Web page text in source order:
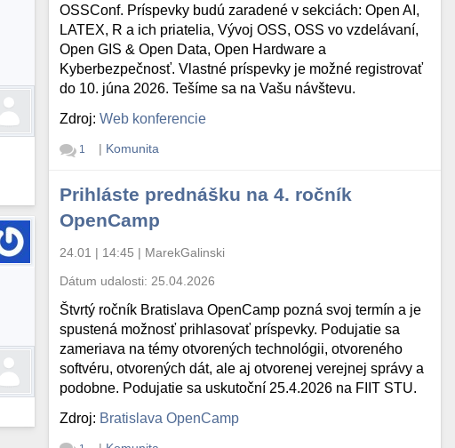
OSSConf. Príspevky budú zaradené v sekciách: Open AI,
LATEX, R a ich priatelia, Vývoj OSS, OSS vo vzdelávaní,
Open GIS & Open Data, Open Hardware a
Kyberbezpečnosť. Vlastné príspevky je možné registrovať
do 10. júna 2026. Tešíme sa na Vašu návštevu.
Zdroj:Web konferencie
1 | Komunita
Prihláste prednášku na 4. ročník
OpenCamp
24.01 | 14:45 | MarekGalinski
Dátum udalosti: 25.04.2026
Štvrtý ročník Bratislava OpenCamp pozná svoj termín a je
spustená možnosť prihlasovať príspevky. Podujatie sa
zameriava na témy otvorených technológii, otvoreného
softvéru, otvorených dát, ale aj otvorenej verejnej správy a
podobne. Podujatie sa uskutoční 25.4.2026 na FIIT STU.
Zdroj: Bratislava OpenCamp